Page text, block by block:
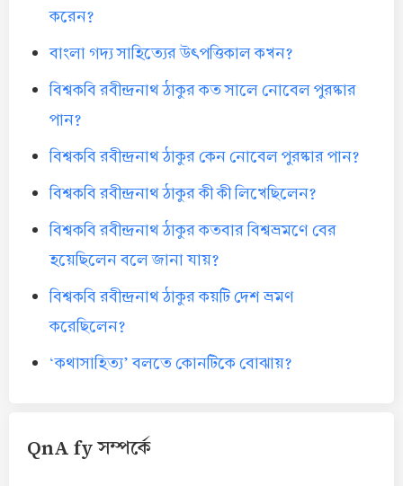
করেন?
বাংলা গদ্য সাহিত্যের উৎপত্তিকাল কখন?
বিশ্বকবি রবীন্দ্রনাথ ঠাকুর কত সালে নোবেল পুরষ্কার
পান?
বিশ্বকবি রবীন্দ্রনাথ ঠাকুর কেন নোবেল পুরষ্কার পান?
বিশ্বকবি রবীন্দ্রনাথ ঠাকুর কী কী লিখেছিলেন?
বিশ্বকবি রবীন্দ্রনাথ ঠাকুর কতবার বিশ্বভ্রমণে বের
হয়েছিলেন বলে জানা যায়?
বিশ্বকবি রবীন্দ্রনাথ ঠাকুর কয়টি দেশ ভ্রমণ
করেছিলেন?
‘কথাসাহিত্য’ বলতে কোনটিকে বোঝায়?
QnA fy সম্পর্কে